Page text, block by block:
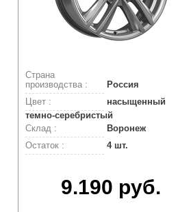
Страна
производства :
Россия
Цвет :
насыщенный
темно-серебристый
Склад :
Воронеж
Остаток :
4 шт.
9.190 руб.